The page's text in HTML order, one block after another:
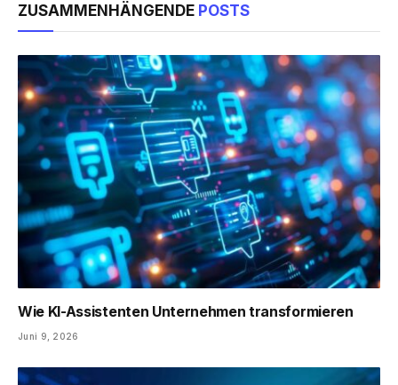
ZUSAMMENHÄNGENDE POSTS
Wie KI-Assistenten Unternehmen transformieren
Juni 9, 2026